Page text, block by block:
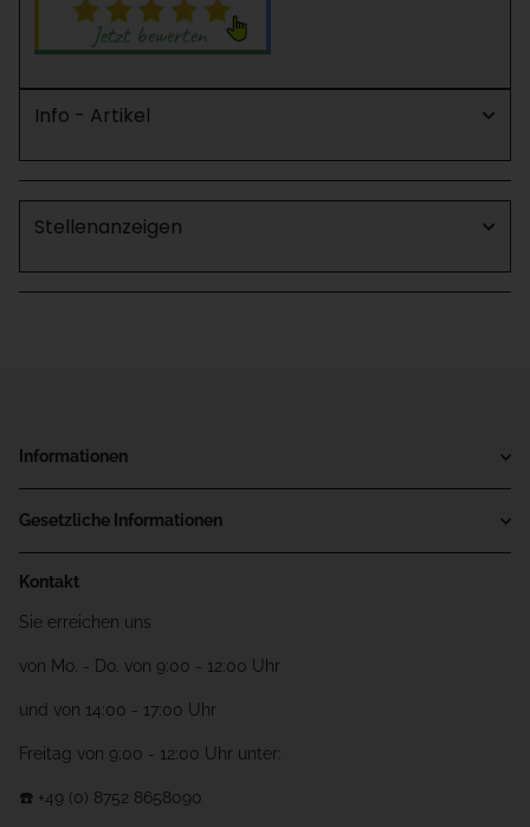
Info - Artikel
Stellenanzeigen
Informationen
Gesetzliche Informationen
Kontakt
Sie erreichen uns
von Mo. - Do. von 9:00 - 12:00 Uhr
und von 14:00 - 17:00 Uhr
Freitag von 9:00 - 12:00 Uhr unter:
☎️ +49 (0) 8752 8658090